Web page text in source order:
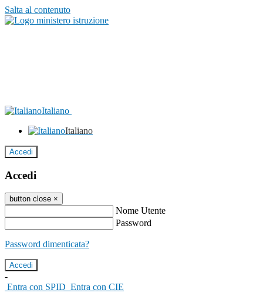
Salta al contenuto
Italiano
Italiano
Accedi
Accedi
button close ×
Nome Utente
Password
Password dimenticata?
-
Entra con SPID Entra con CIE